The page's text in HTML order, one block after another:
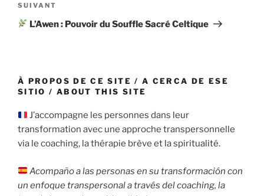
Article
suivant
SUIVANT
L’Awen : Pouvoir du Souffle Sacré Celtique
À PROPOS DE CE SITE / A CERCA DE ESE
SITIO / ABOUT THIS SITE
J’accompagne les personnes dans leur
transformation avec une approche transpersonnelle
via le coaching, la thérapie brève et la spiritualité.
Acompaño a las personas en su transformación con
un enfoque transpersonal a través del coaching, la